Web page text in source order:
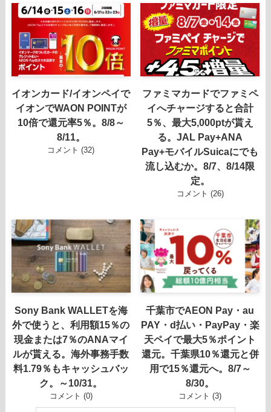
イオンカード/イオンペイで
イオンでWAON POINTが
10倍で還元率5％。8/8～
8/11。
コメント (32)
ファミマカードでファミペ
イへチャージすると合計
5％、最大5,000ptが貰え
る。JAL Pay+ANA
Pay+モバイルSuicaにでも
流し込むか。8/7、8/14限
定。
コメント (26)
Sony Bank WALLETを海
外で使うと、利用額15％の
現金または7％のANAマイ
ルが貰える。海外事務手数
料1.79％もキャッシュバッ
ク。～10/31。
コメント (0)
千葉市でAEON Pay・au
PAY・d払い・PayPay・楽
天ペイで最大5％ポイント
還元。千葉県10％還元と併
用で15％還元へ。8/7～
8/30。
コメント (3)